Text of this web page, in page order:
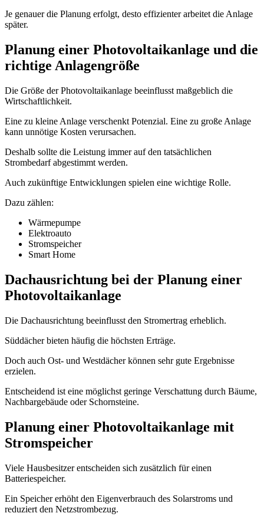
Je genauer die Planung erfolgt, desto effizienter arbeitet die Anlage
später.
Planung einer Photovoltaikanlage und die
richtige Anlagengröße
Die Größe der Photovoltaikanlage beeinflusst maßgeblich die
Wirtschaftlichkeit.
Eine zu kleine Anlage verschenkt Potenzial. Eine zu große Anlage
kann unnötige Kosten verursachen.
Deshalb sollte die Leistung immer auf den tatsächlichen
Strombedarf abgestimmt werden.
Auch zukünftige Entwicklungen spielen eine wichtige Rolle.
Dazu zählen:
Wärmepumpe
Elektroauto
Stromspeicher
Smart Home
Dachausrichtung bei der Planung einer
Photovoltaikanlage
Die Dachausrichtung beeinflusst den Stromertrag erheblich.
Süddächer bieten häufig die höchsten Erträge.
Doch auch Ost- und Westdächer können sehr gute Ergebnisse
erzielen.
Entscheidend ist eine möglichst geringe Verschattung durch Bäume,
Nachbargebäude oder Schornsteine.
Planung einer Photovoltaikanlage mit
Stromspeicher
Viele Hausbesitzer entscheiden sich zusätzlich für einen
Batteriespeicher.
Ein Speicher erhöht den Eigenverbrauch des Solarstroms und
reduziert den Netzstrombezug.